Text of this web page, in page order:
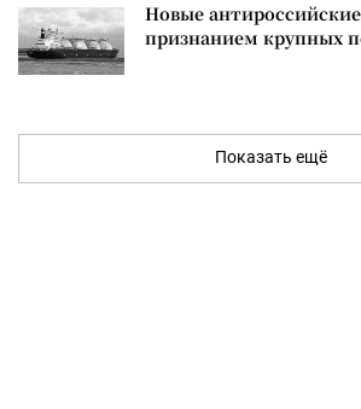
Новые
признанием крупных
Показать ещё